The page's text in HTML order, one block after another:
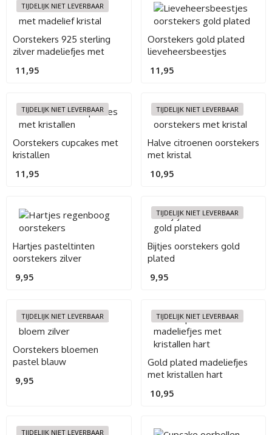
TIJDELIJK NIET LEVERBAAR
Oorstekers 925 sterling
zilver madeliefjes met
11,95
Oorstekers gold plated
lieveheersbeestjes
11,95
TIJDELIJK NIET LEVERBAAR
Oorstekers cupcakes met
kristallen
11,95
TIJDELIJK NIET LEVERBAAR
Halve citroenen oorstekers
met kristal
10,95
Hartjes pasteltinten
oorstekers zilver
9,95
TIJDELIJK NIET LEVERBAAR
Bijtjes oorstekers gold
plated
9,95
TIJDELIJK NIET LEVERBAAR
Oorstekers bloemen
pastel blauw
9,95
TIJDELIJK NIET LEVERBAAR
Gold plated madeliefjes
met kristallen hart
10,95
TIJDELIJK NIET LEVERBAAR